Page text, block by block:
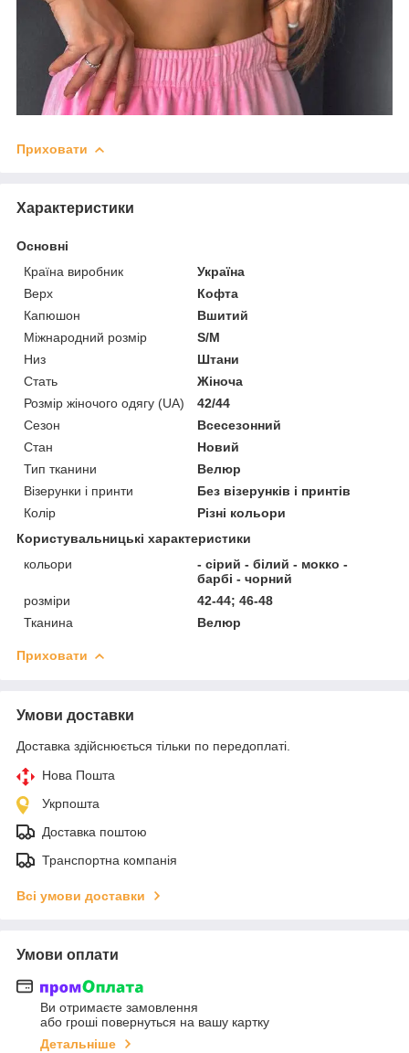
Приховати
Характеристики
Основні
Країна виробник
Україна
Верх
Кофта
Капюшон
Вшитий
Міжнародний розмір
S/M
Низ
Штани
Стать
Жіноча
Розмір жіночого одягу (UA)
42/44
Сезон
Всесезонний
Стан
Новий
Тип тканини
Велюр
Візерунки і принти
Без візерунків і принтів
Колір
Різні кольори
Користувальницькі характеристики
кольори
- сірий - білий - мокко -
барбі - чорний
розміри
42-44; 46-48
Тканина
Велюр
Приховати
Умови доставки
Доставка здійснюється тільки по передоплаті.
Нова Пошта
Укрпошта
Доставка поштою
Транспортна компанія
Всі умови доставки
Умови оплати
Ви отримаєте замовлення
або гроші повернуться на вашу картку
Детальніше